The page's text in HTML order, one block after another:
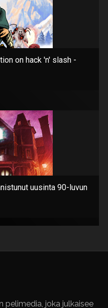
on hack 'n' slash -
uusinta 90-luvun
pelimedia, joka julkaisee